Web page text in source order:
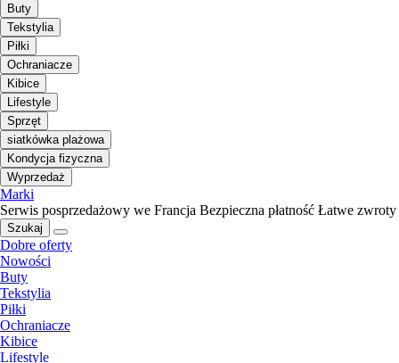
Buty
Tekstylia
Piłki
Ochraniacze
Kibice
Lifestyle
Sprzęt
siatkówka plażowa
Kondycja fizyczna
Wyprzedaż
Marki
Serwis posprzedażowy we Francja Bezpieczna płatność Łatwe zwroty
Szukaj
Dobre oferty
Nowości
Buty
Tekstylia
Piłki
Ochraniacze
Kibice
Lifestyle